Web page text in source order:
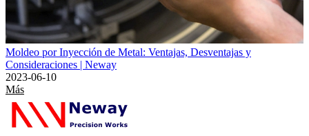
Moldeo por Inyección de Metal: Ventajas, Desventajas y
Consideraciones | Neway
2023-06-10
Más